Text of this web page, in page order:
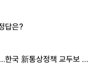
답은?
국 新통상정책 교두보 활